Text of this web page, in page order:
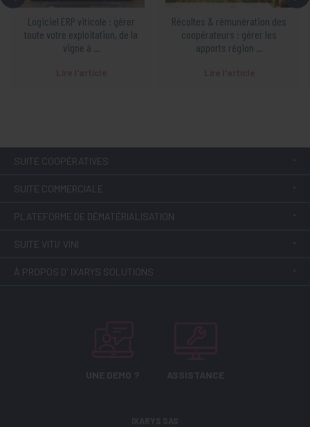
Logiciel ERP viticole : gérer
toute votre exploitation, de la
vigne à ...
Récoltes & rémunération des
coopérateurs : gérer les
apports région ...
SUITE COOPÉRATIVES
SUITE COMMERCIALE
PLATEFORME DE DÉMATÉRIALISATION
SUITE VITI/ VINI
À PROPOS D' IXARYS SOLUTIONS